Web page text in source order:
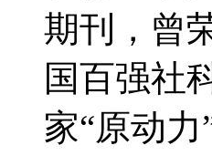
期刊，曾
国百强社
家“原动